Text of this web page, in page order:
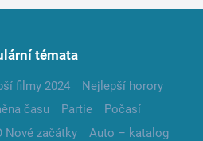
témata
filmy 2024
Nejlepší horory
času Partie
Počasí
Nové začátky
Auto – katalog